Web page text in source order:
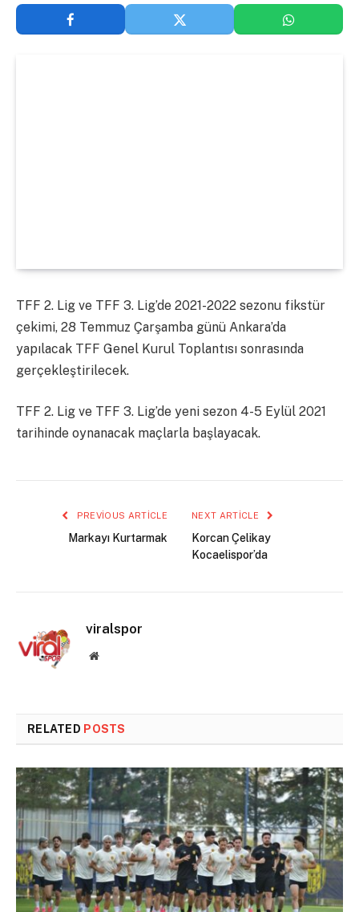
TFF 2. Lig ve TFF 3. Lig’de 2021-2022 sezonu fikstür
çekimi, 28 Temmuz Çarşamba günü Ankara’da
yapılacak TFF Genel Kurul Toplantısı sonrasında
gerçekleştirilecek.
TFF 2. Lig ve TFF 3. Lig’de yeni sezon 4-5 Eylül 2021
tarihinde oynanacak maçlarla başlayacak.
PREVIOUS ARTICLE
Markayı Kurtarmak
NEXT ARTICLE
Korcan Çelikay
Kocaelispor’da
viralspor
Website
RELATED POSTS